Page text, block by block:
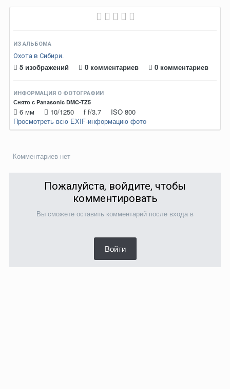
ИЗ АЛЬБОМА
Охота в Сибири.
5 изображений 0 комментариев 0 комментариев
ИНФОРМАЦИЯ О ФОТОГРАФИИ
Снято с Panasonic DMC-TZ5
6 мм 10/1250 f f/3.7 ISO 800
Просмотреть всю EXIF-информацию фото
Комментариев нет
Пожалуйста, войдите, чтобы
комментировать
Вы сможете оставить комментарий после входа в
Войти